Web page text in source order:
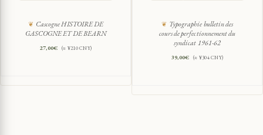
Cascogne HISTOIRE DE
GASCOGNE ET DE BEARN
27,00€ (≈ ¥210 CNY)
Typographie bulletin des
cours de perfectionnement du
syndicat 1961-62
39,00€ (≈ ¥304 CNY)